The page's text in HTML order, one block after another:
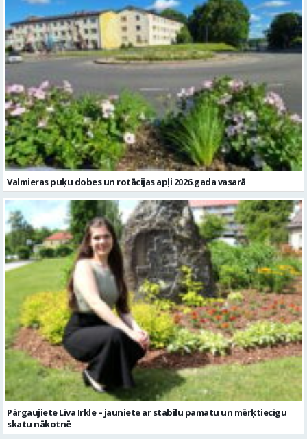
Valmieras puķu dobes un rotācijas apļi 2026.gada vasarā
Pārgaujiete Līva Irkle – jauniete ar stabilu pamatu un mērķtiecīgu
skatu nākotnē